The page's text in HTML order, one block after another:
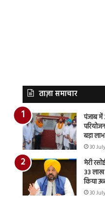
ताज़ा समाचार
पंजाब में
बड़ा लाभ
30
मेरी
33 लाख
किया
30